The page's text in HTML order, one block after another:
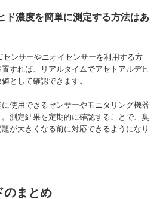
ド濃度を簡単に測定する方法はあ
ンサーやニオイセンサーを利用する方
すれば、リアルタイムでアセトアルデヒ
として確認できます。
使用できるセンサーやモニタリング機器
測定結果を定期的に確認することで、臭
が大きくなる前に対応できるようになり
のまとめ